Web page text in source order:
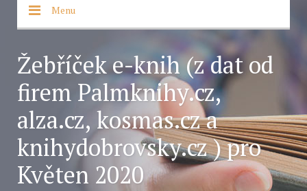
Menu
Žebříček e-knih (z dat od
firem Palmknihy.cz,
alza.cz, kosmas.cz a
knihydobrovsky.cz ) pro
Květen 2020